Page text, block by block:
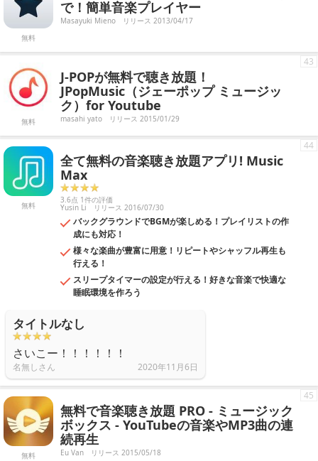
無料
で！簡単音楽プレイヤー
Masayuki Mieno リリース 2013/04/17
無料
J-POPが無料で聴き放題！
JPopMusic（ジェーポップ ミュージッ
ク）for Youtube
masahi yato リリース 2015/01/29
43
無料
全て無料の音楽聴き放題アプリ! Music
Max
3.6点 1件の評価
Yusin Li リリース 2016/07/30
バックグラウンドでBGMが楽しめる！プレイリストの作
成にも対応！
様々な楽曲が豊富に用意！リピートやシャッフル再生も
行える！
スリープタイマーの設定が行える！好きな音楽で快適な
睡眠環境を作ろう
44
タイトルなし
さいこー！！！！！！
名無しさん 2020年11月6日
無料
無料で音楽聴き放題 PRO - ミュージック
ボックス - YouTubeの音楽やMP3曲の連
続再生
Eu Van リリース 2015/05/18
45